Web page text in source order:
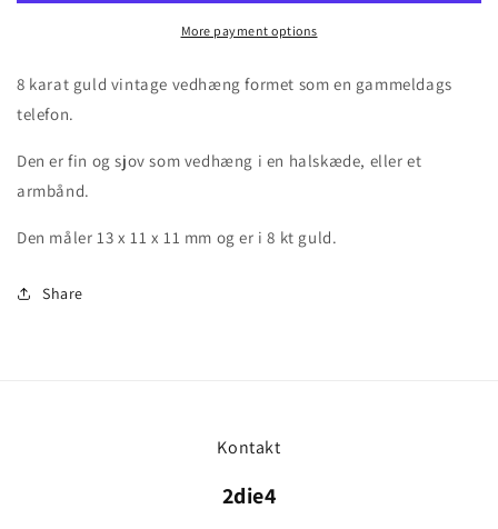
More payment options
8 karat guld vintage vedhæng formet som en gammeldags
telefon.
Den er fin og sjov som vedhæng i en halskæde, eller et
armbånd.
Den måler 13 x 11 x 11 mm og er i 8 kt guld.
Share
Kontakt
2die4